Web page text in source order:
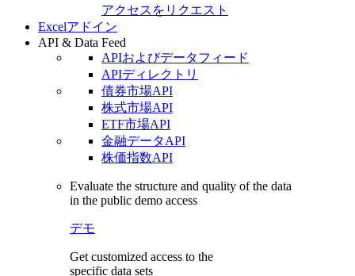
アクセスをリクエスト
Excelアドイン
API & Data Feed
APIおよびデータフィード
APIディレクトリ
債券市場API
株式市場API
ETF市場API
金融データAPI
株価指数API
Evaluate the structure and quality of the data
in the public demo access
デモ
Get customized access to the
specific data sets